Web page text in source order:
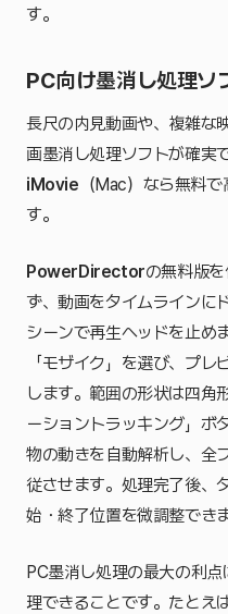
す。
PC向け墨消し処理ソ
長尺の内見動画や、複雑な
画墨消し処理ソフトが確実で
iMovie （Mac）なら無料
す。
PowerDirectorの無料版
ず、動画をタイムラインに
シーンで再生ヘッドを止め
「モザイク」を選び、プ
します。範囲の形状は四角
ーショントラッキング」ボ
物の動きを自動解析し、全
従させます。処理完了後、
始・終了位置を微調整できま
PC墨消し処理の最大の利
理できることです。たとえ